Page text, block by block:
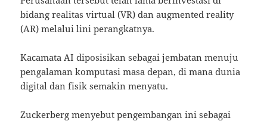
bidang realitas virtual (VR) dan augmented reality
(AR) melalui lini perangkatnya.
Kacamata AI diposisikan sebagai jembatan menuju
pengalaman komputasi masa depan, di mana dunia
digital dan fisik semakin menyatu.
Zuckerberg menyebut pengembangan ini sebagai